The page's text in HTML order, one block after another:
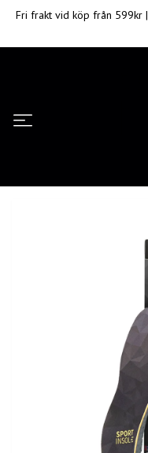
Fri frakt vid köp från 599kr